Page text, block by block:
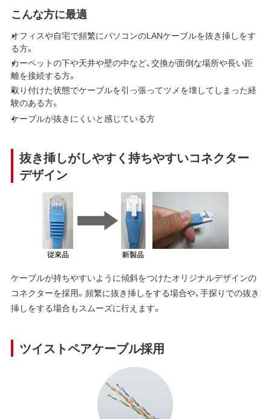
こんな方に最適
オフィスや自宅で頻繁にパソコンのLANケーブルを抜き挿しをす
る方。
カーペットの下や天井や壁の中など、交換が面倒な場所や長い距
離を接続する方。
取り付けた状態でケーブルを引っ張ってツメを壊してしまった経
験のある方。
ケーブルが抜きにくいと感じている方
抜き挿しがしやすく持ちやすいコネクター
デザイン
ケーブルが持ちやすいように傾斜をつけたオリジナルデザインの
コネクターを採用。頻繁に抜き挿しをする場合や、手探りでの抜き
挿しをする場合もスムーズに行えます。
ツイストペアケーブル採用